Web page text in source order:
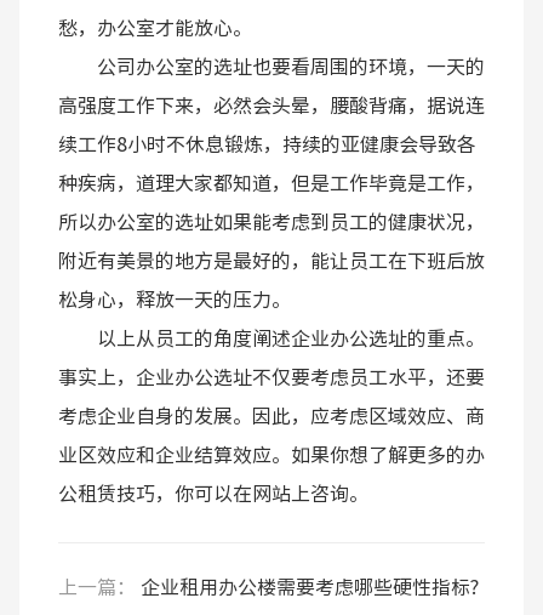
愁，办公室才能放心。
公司办公室的选址也要看周围的环境，一天的
高强度工作下来，必然会头晕，腰酸背痛，据说连
续工作8小时不休息锻炼，持续的亚健康会导致各
种疾病，道理大家都知道，但是工作毕竟是工作，
所以办公室的选址如果能考虑到员工的健康状况，
附近有美景的地方是最好的，能让员工在下班后放
松身心，释放一天的压力。
以上从员工的角度阐述企业办公选址的重点。
事实上，企业办公选址不仅要考虑员工水平，还要
考虑企业自身的发展。因此，应考虑区域效应、商
业区效应和企业结算效应。如果你想了解更多的办
公租赁技巧，你可以在网站上咨询。
上一篇： 企业租用办公楼需要考虑哪些硬性指标?